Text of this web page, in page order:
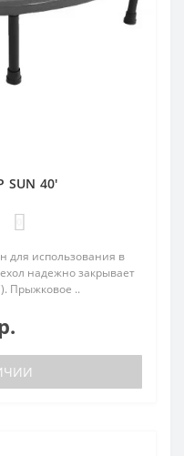
SUN 40'
для использования в
надежно закрывает
Прыжковое ..